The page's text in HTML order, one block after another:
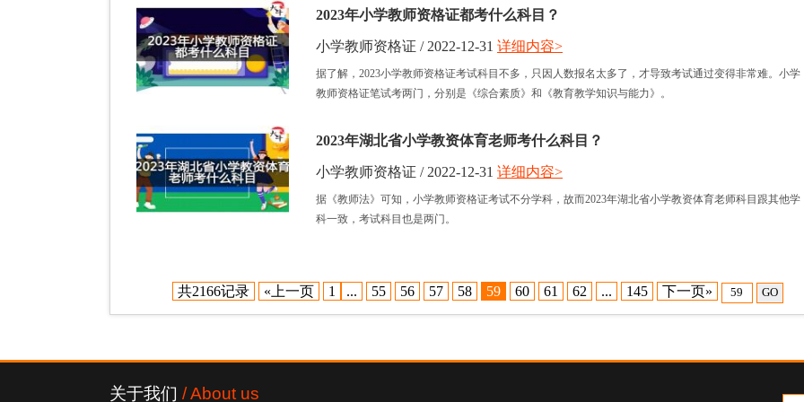
2023年小学教师资格证都考什么科目？
小学教师资格证 / 2022-12-31
据了解，2023小学教师资格证考试科目不多，只因人数报名太多了，才导致考试通过变得非常难。小学
教师资格证笔试考两门，分别是《综合素质》和《教育教学知识与能力》。
详细内容>
2023年湖北省小学教资体育老师考什么科目？
小学教师资格证 / 2022-12-31
据《教师法》可知，小学教师资格证考试不分学科，故而2023年湖北省小学教资体育老师科目跟其他学
科一致，考试科目也是两门。
详细内容>
共2166记录 «上一页 1 ... 55 56 57 58 59 60 61 62 ... 145 下一页» GO
关于我们 / About us